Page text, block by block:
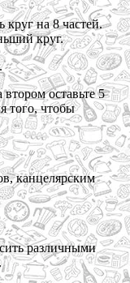
круг на 8 частей.
круг.
оставьте 5
того, чтобы
канцелярским
различными